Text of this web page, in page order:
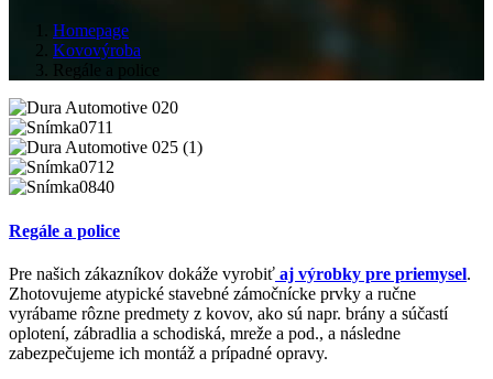
Homepage
Kovovýroba
Regále a police
Regále a police
Pre našich zákazníkov dokáže vyrobiť aj výrobky pre priemysel.
Zhotovujeme atypické stavebné zámočnícke prvky a ručne
vyrábame rôzne predmety z kovov, ako sú napr. brány a súčastí
oplotení, zábradlia a schodiská, mreže a pod., a následne
zabezpečujeme ich montáž a prípadné opravy.